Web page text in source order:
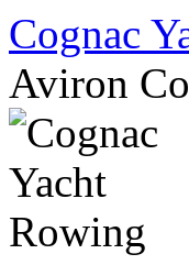
Cognac
Aviron